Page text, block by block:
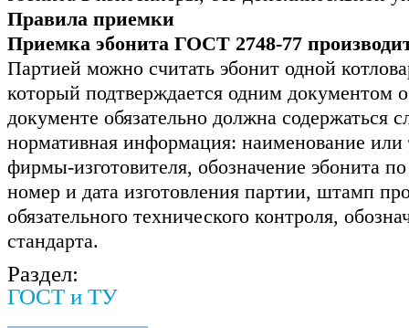
Правила приемки
Приемка эбонита ГОСТ 2748-77
Партией можно считать эбонит одной
который подтверждается одним документом
документе обязательно должна содержаться
нормативная информация: наименование или
фирмы-изготовителя, обозначение эбонита
номер и дата изготовления партии, штамп
обязательного технического контроля,
стандарта.
Раздел:
ГОСТ и ТУ